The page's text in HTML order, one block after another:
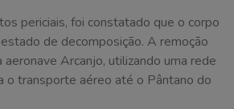
periciais, foi constatado que o corpo
de decomposição. A remoção
aeronave Arcanjo, utilizando uma rede
o transporte aéreo até o Pântano do